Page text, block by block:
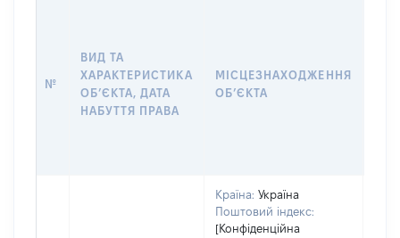
№
ВИД ТА
ХАРАКТЕРИСТИКА
ОБʼЄКТА, ДАТА
НАБУТТЯ ПРАВА
МІСЦЕЗНАХОДЖЕННЯ
ОБʼЄКТА
Країна: Україна
Поштовий індекс:
[Конфіденційна